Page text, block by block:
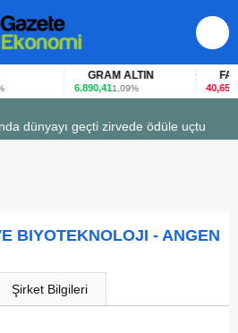
GRAM ALTIN
6.890,411,09%
FAİZ
40,65-
dünyayı geçti zirvede ödüle uçtu
BIYOTEKNOLOJI - ANGEN
Şirket Bilgileri